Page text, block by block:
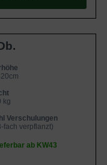
kg
Verschulungen
fach verpflanzt)
ab KW43